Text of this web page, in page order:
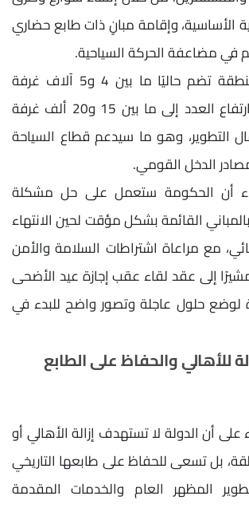
الأساسية، وإقامة مبانٍ ذات طابع حضاري
في مضاعفة الحركة السياحية.
وأشار إلى أن المنطقة تضم حاليًا ما بين 4 و5 آلاف غرفة
فندقية، متوقعًا ارتفاع العدد إلى ما بين 15 و20 ألف غرفة
التطوير، وهو ما سيدعم قطاع السياحة
الدخل القومي.
أن الحكومة ستعمل على حل مشكلة
القائمة بشكل مؤقت لحين الانتهاء
مع مراعاة اشتراطات السلامة والأمن
إلى عقد لقاء عقب إجازة عيد الأضحى
لوضع حلول عاجلة وتصور واضح للبدء في
للأهالي والحفاظ على الطابع
على أن الدولة لا تستهدف إزالة الأهالي أو
بل تسعى للحفاظ على طابعها التاريخي
المظهر العام والخدمات المقدمة